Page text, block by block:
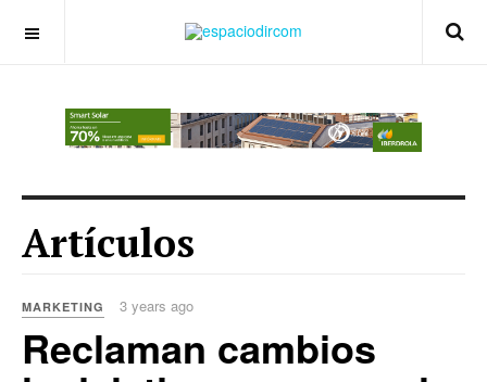
Artículos
MARKETING 3 years ago
Reclaman cambios